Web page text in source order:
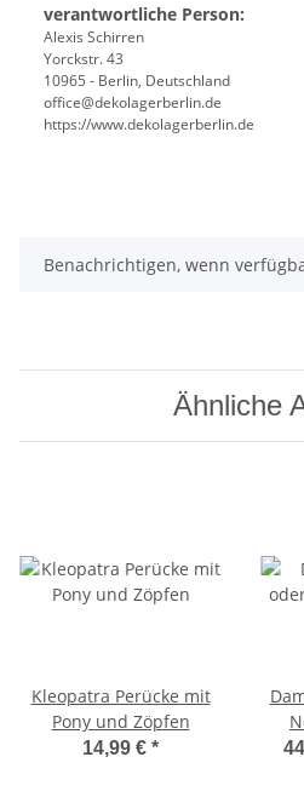
verantwortliche Person:
Alexis Schirren
Yorckstr. 43
10965 - Berlin, Deutschland
office@dekolagerberlin.de
https://www.dekolagerberlin.de
Benachrichtigen, wenn
Ähnliche
Kleopatra Perücke mit
Pony und Zöpfen
14,99 € *